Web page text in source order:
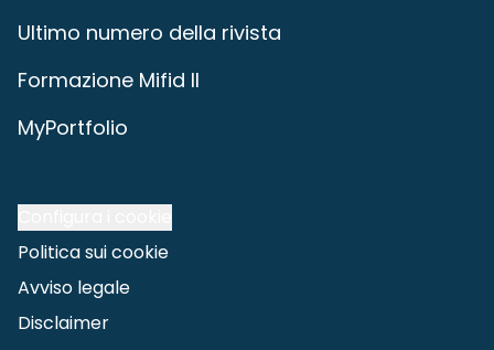
Ultimo numero della rivista
Formazione Mifid II
MyPortfolio
Politica sui cookie
Avviso legale
Disclaimer